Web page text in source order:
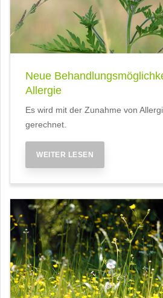
Neue
Allergie
Es wird mit der Zunahme von
gerechnet.
WEITER LESEN